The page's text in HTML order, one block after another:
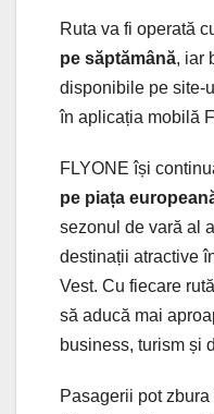
Ruta va fi operată
pe săptămână, iar
disponibile pe site-
în aplicația mobilă
FLYONE își
pe piața
sezonul de vară al
destinații atractive
Vest. Cu fiecare
să aducă mai
business, turism și
Pasagerii pot